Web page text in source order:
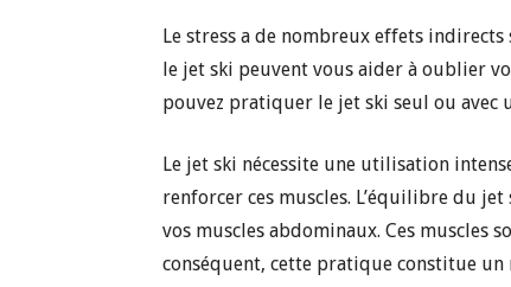
Le stress a de nombreux effets
le jet ski peuvent vous aider à oublier
pouvez pratiquer le jet ski seul ou avec
Le jet ski nécessite une utilisation
renforcer ces muscles. L’équilibre du
vos muscles abdominaux. Ces muscles
conséquent, cette pratique constitue